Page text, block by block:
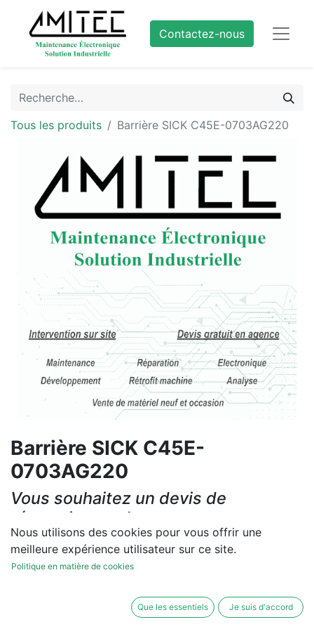
Contactez-nous
Tous les produits Barrière SICK C45E-0703AG220
Barrière SICK C45E-
0703AG220
Vous souhaitez un devis de
réparation ou de vente, un
diagnostic sur site?
Contactez-nous
Nous utilisons des cookies pour vous offrir une
meilleure expérience utilisateur sur ce site.
Politique en matière de cookies
Que les essentiels Je suis d'accord